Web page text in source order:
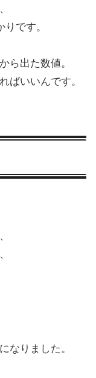
です。
ら出た数値。
ばいいんです。
なりました。